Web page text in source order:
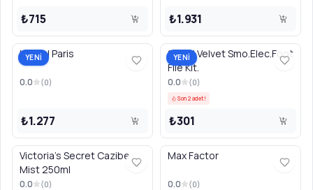
₺715 ₺1.931
YENİ
L'Oreal Paris
0.0 (0)
₺1.277
YENİ
Scholl Velvet Smo.Elec.Foot
File Kit.
0.0 (0)
Son 2 adet!
₺301
Victoria's Secret Cazibe
Mist 250ml
0.0 (0)
Max Factor
0.0 (0)